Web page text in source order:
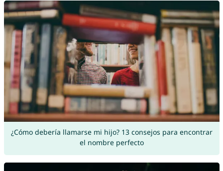
¿Cómo debería llamarse mi hijo? 13 consejos para encontrar
el nombre perfecto